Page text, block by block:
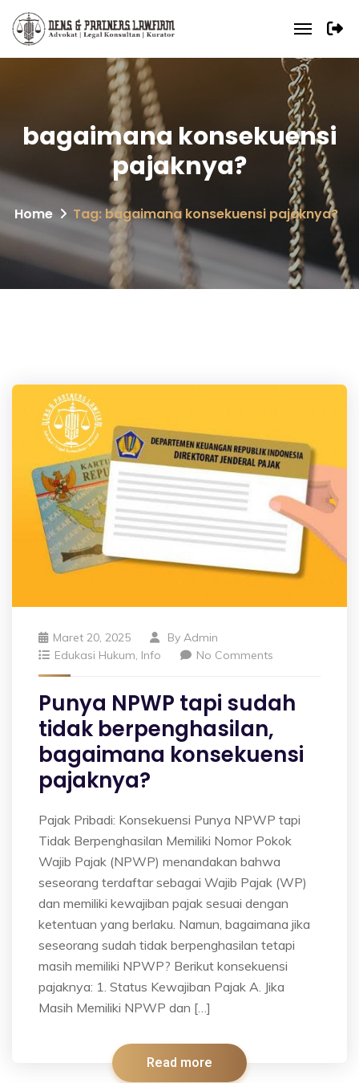
bagaimana konsekuensi
pajaknya?
Home Tag: bagaimana konsekuensi pajaknya?
Maret 20, 2025 By Admin
Edukasi Hukum, Info No Comments
Punya NPWP tapi sudah
tidak berpenghasilan,
bagaimana konsekuensi
pajaknya?
Pajak Pribadi: Konsekuensi Punya NPWP tapi
Tidak Berpenghasilan Memiliki Nomor Pokok
Wajib Pajak (NPWP) menandakan bahwa
seseorang terdaftar sebagai Wajib Pajak (WP)
dan memiliki kewajiban pajak sesuai dengan
ketentuan yang berlaku. Namun, bagaimana jika
seseorang sudah tidak berpenghasilan tetapi
masih memiliki NPWP? Berikut konsekuensi
pajaknya: 1. Status Kewajiban Pajak A. Jika
Masih Memiliki NPWP dan […]
Read more